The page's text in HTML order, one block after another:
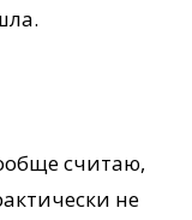
считаю,
не